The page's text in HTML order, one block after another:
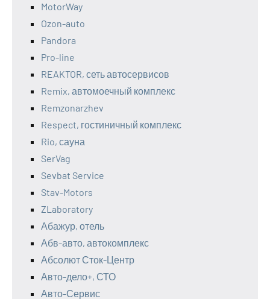
MotorWay
Ozon-auto
Pandora
Pro-line
REAKTOR, сеть автосервисов
Remix, автомоечный комплекс
Remzonarzhev
Respect, гостиничный комплекс
Rio, сауна
SerVag
Sevbat Service
Stav-Motors
ZLaboratory
Абажур, отель
Абв-авто, автокомплекс
Абсолют Сток-Центр
Авто-дело+, СТО
Авто-Сервис